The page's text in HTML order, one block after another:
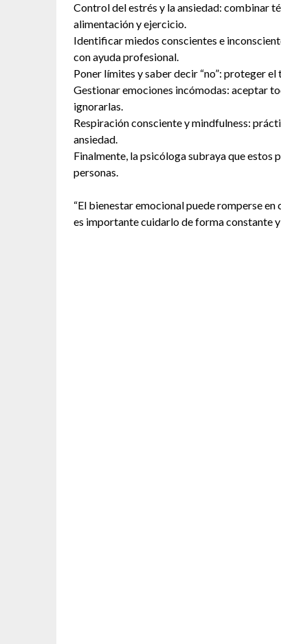
Control del estrés y la ansiedad: combinar
alimentación y ejercicio.
Identificar miedos conscientes e
con ayuda profesional.
Poner límites y saber decir “no”: proteger
Gestionar emociones incómodas: aceptar
ignorarlas.
Respiración consciente y mindfulness:
ansiedad.
Finalmente, la psicóloga subraya que
personas.
“El bienestar emocional puede romperse
es importante cuidarlo de forma constante y